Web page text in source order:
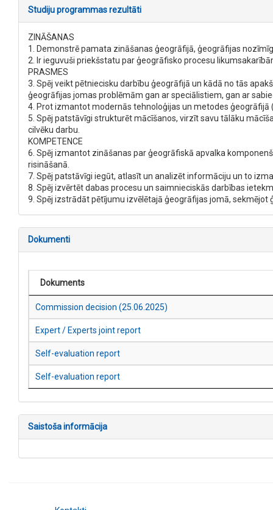
Studiju programmas rezultāti
ZINĀŠANAS
1. Demonstrē pamata zināšanas ģeogrāfijā, ģeogrāfijas
2. Ir ieguvuši priekšstatu par ģeogrāfisko procesu
PRASMES
3. Spēj veikt pētniecisku darbību ģeogrāfijā un kādā no tās
ģeogrāfijas jomas problēmām gan ar speciālistiem, gan ar
4. Prot izmantot modernās tehnoloģijas un metodes
5. Spēj patstāvīgi strukturēt mācīšanos, virzīt savu tālāku
cilvēku darbu.
KOMPETENCE
6. Spēj izmantot zināšanas par ģeogrāfiskā apvalka
risināšanā.
7. Spēj patstāvīgi iegūt, atlasīt un analizēt informāciju un to
8. Spēj izvērtēt dabas procesu un saimnieciskās darbības
9. Spēj izstrādāt pētījumu izvēlētajā ģeogrāfijas jomā,
Dokumenti
Dokuments
Commission decision (25.06.2025)
Expert / Experts joint report
Self-evaluation report
Self-evaluation report
Saistoša informācija